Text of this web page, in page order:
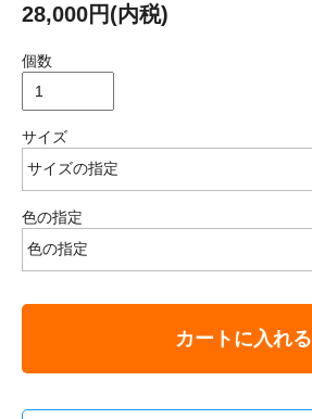
28,000円(内税)
個数
サイズ
色の指定
カートに入れる